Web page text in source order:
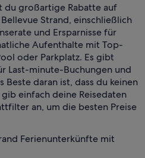
großartige Rabatte auf
Strand, einschließlich
und Ersparnisse für
Aufenthalte mit Top-
oder Parkplatz. Es gibt
Last-minute-Buchungen und
Beste daran ist, dass du keinen
einfach deine Reisedaten
an, um die besten Preise
Ferienunterkünfte mit